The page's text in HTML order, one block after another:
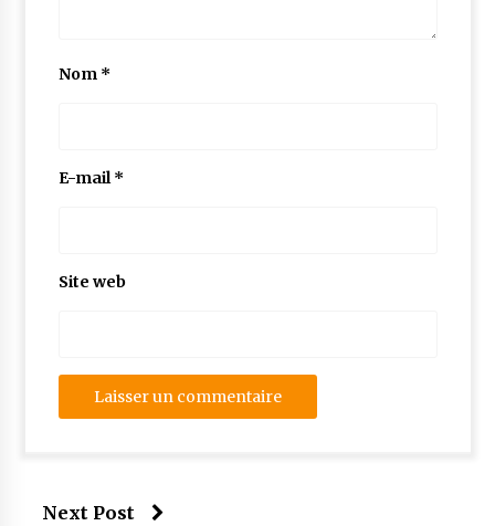
Nom *
E-mail*
Site web
Next Post